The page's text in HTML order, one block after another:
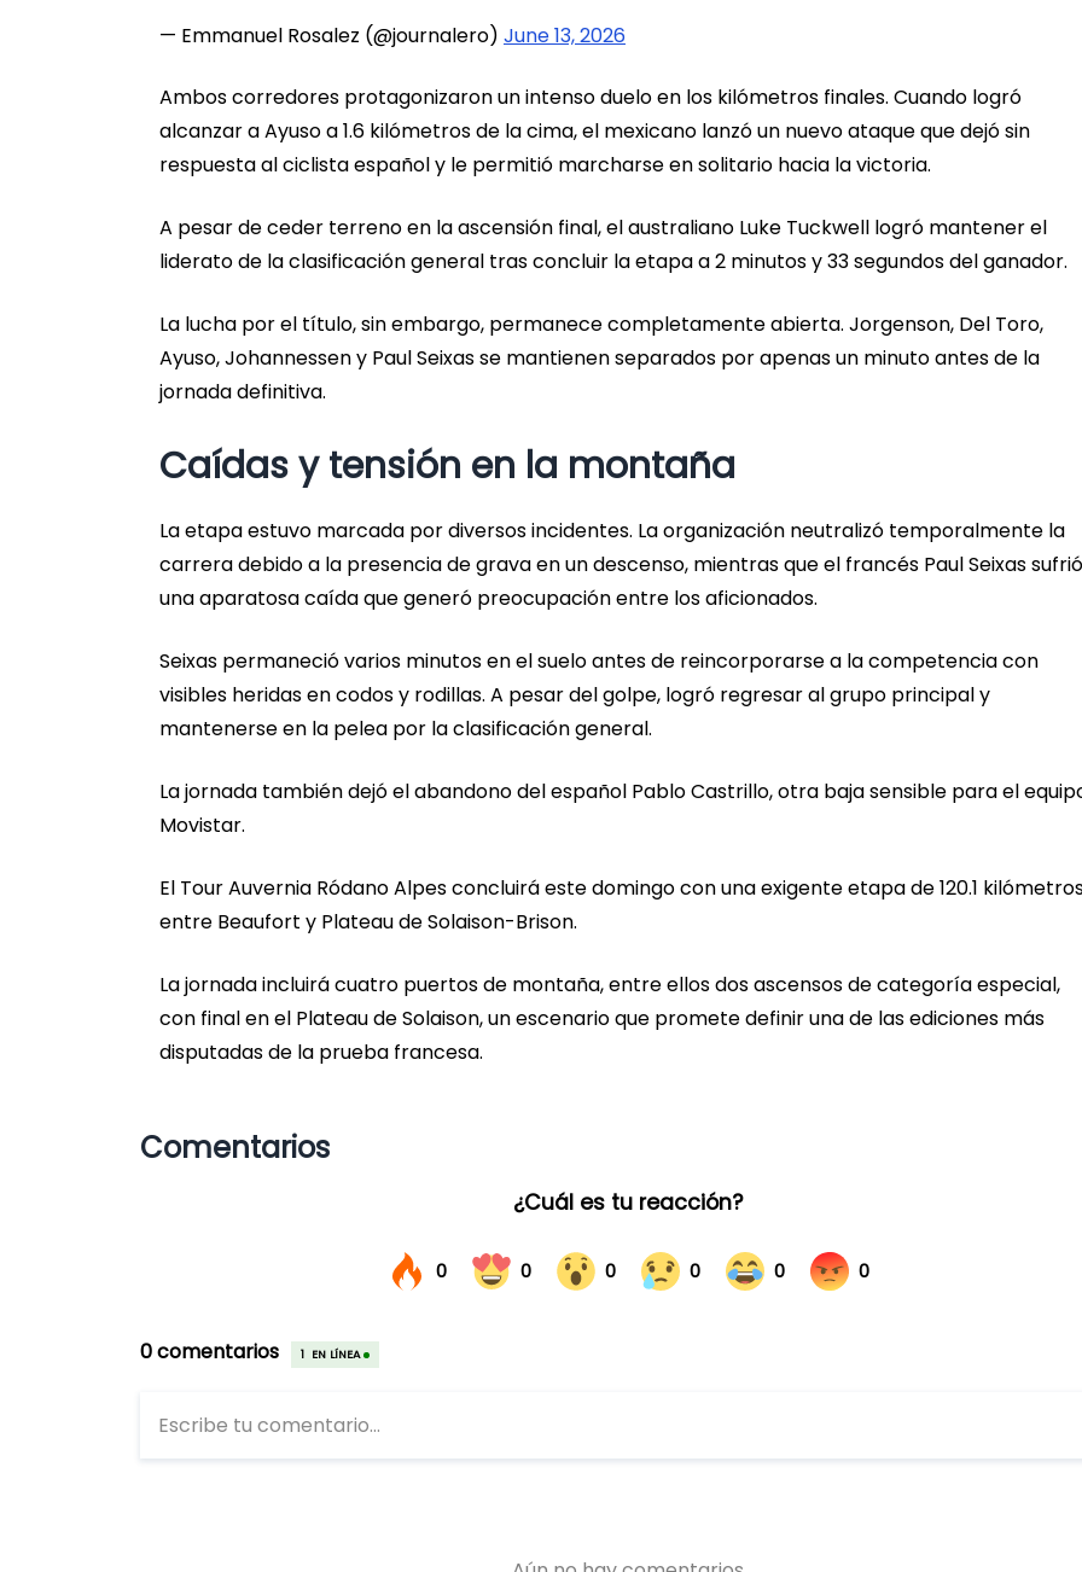
— Emmanuel Rosalez (@journalero) June 13, 2026
Ambos corredores protagonizaron un intenso duelo en los kilómetros finales. Cuando logró
alcanzar a Ayuso a 1.6 kilómetros de la cima, el mexicano lanzó un nuevo ataque que dejó sin
respuesta al ciclista español y le permitió marcharse en solitario hacia la victoria.
A pesar de ceder terreno en la ascensión final, el australiano Luke Tuckwell logró mantener el
liderato de la clasificación general tras concluir la etapa a 2 minutos y 33 segundos del ganador.
La lucha por el título, sin embargo, permanece completamente abierta. Jorgenson, Del Toro,
Ayuso, Johannessen y Paul Seixas se mantienen separados por apenas un minuto antes de la
jornada definitiva.
Caídas y tensión en la montaña
La etapa estuvo marcada por diversos incidentes. La organización neutralizó temporalmente la
carrera debido a la presencia de grava en un descenso, mientras que el francés Paul Seixas sufrió
una aparatosa caída que generó preocupación entre los aficionados.
Seixas permaneció varios minutos en el suelo antes de reincorporarse a la competencia con
visibles heridas en codos y rodillas. A pesar del golpe, logró regresar al grupo principal y
mantenerse en la pelea por la clasificación general.
La jornada también dejó el abandono del español Pablo Castrillo, otra baja sensible para el
Movistar.
El Tour Auvernia Ródano Alpes concluirá este domingo con una exigente etapa de 120.1
entre Beaufort y Plateau de Solaison-Brison.
La jornada incluirá cuatro puertos de montaña, entre ellos dos ascensos de categoría especial,
con final en el Plateau de Solaison, un escenario que promete definir una de las ediciones más
disputadas de la prueba francesa.
Comentarios